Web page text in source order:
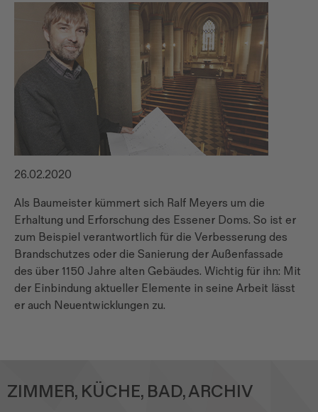
26.02.2020
Als Baumeister kümmert sich Ralf Meyers um die
Erhaltung und Erforschung des Essener Doms. So ist er
zum Beispiel verantwortlich für die Verbesserung des
Brandschutzes oder die Sanierung der Außenfassade
des über 1150 Jahre alten Gebäudes. Wichtig für ihn: Mit
der Einbindung aktueller Elemente in seine Arbeit lässt
er auch Neuentwicklungen zu.
ZIMMER, KÜCHE, BAD, ARCHIV